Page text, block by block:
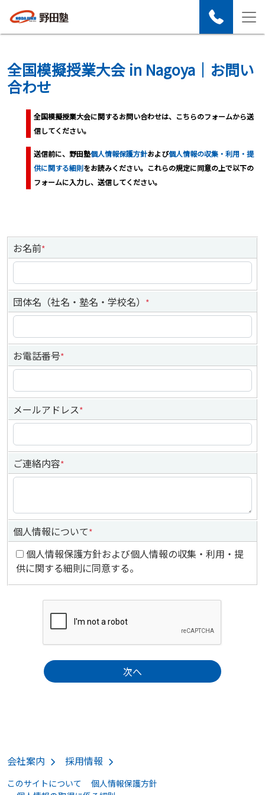
全国模擬授業大会 in Nagoya｜お問い
合わせ
全国模擬授業大会に関するお問い合わせは、こちらのフォームから送
信してください。
送信前に、野田塾個人情報保護方針および個人情報の収集・利用・提
供に関する細則をお読みください。これらの規定に同意の上で以下の
フォームに入力し、送信してください。
お名前*
団体名（社名・塾名・学校名） *
お電話番号*
メールアドレス*
ご連絡内容*
個人情報について*
個人情報保護方針および個人情報の収集・利用・提
供に関する細則に同意する。
会社案内 採用情報
このサイトについて
個人情報保護方針